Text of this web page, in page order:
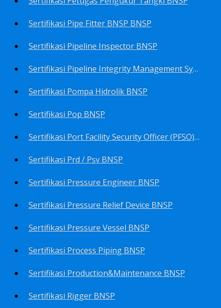
Sertifikasi Pipe Fitter BNSP BNSP
Sertifikasi Pipeline Inspector BNSP
Sertifikasi Pipeline Integrity Management System (Pims) BNSP
Sertifikasi Pompa Hidrolik BNSP
Sertifikasi Pop BNSP
Sertifikasi Port Facility Security Officer (PFSO) BNSP
Sertifikasi Prd / Psv BNSP
Sertifikasi Pressure Engineer BNSP
Sertifikasi Pressure Relief Device BNSP
Sertifikasi Pressure Vessel BNSP
Sertifikasi Process Piping BNSP
Sertifikasi Production&Maintenance BNSP
Sertifikasi Rigger BNSP